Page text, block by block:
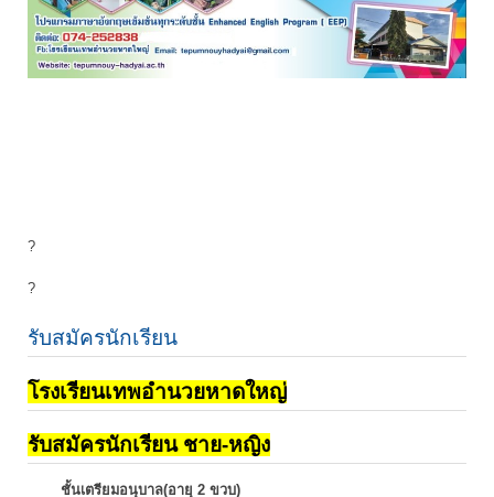
?
?
รับสมัครนักเรียน
โรงเรียนเทพอำนวยหาดใหญ่
รับสมัครนักเรียน ชาย-หญิง
ชั้นเตรียมอนุบาล(อายุ 2 ขวบ)